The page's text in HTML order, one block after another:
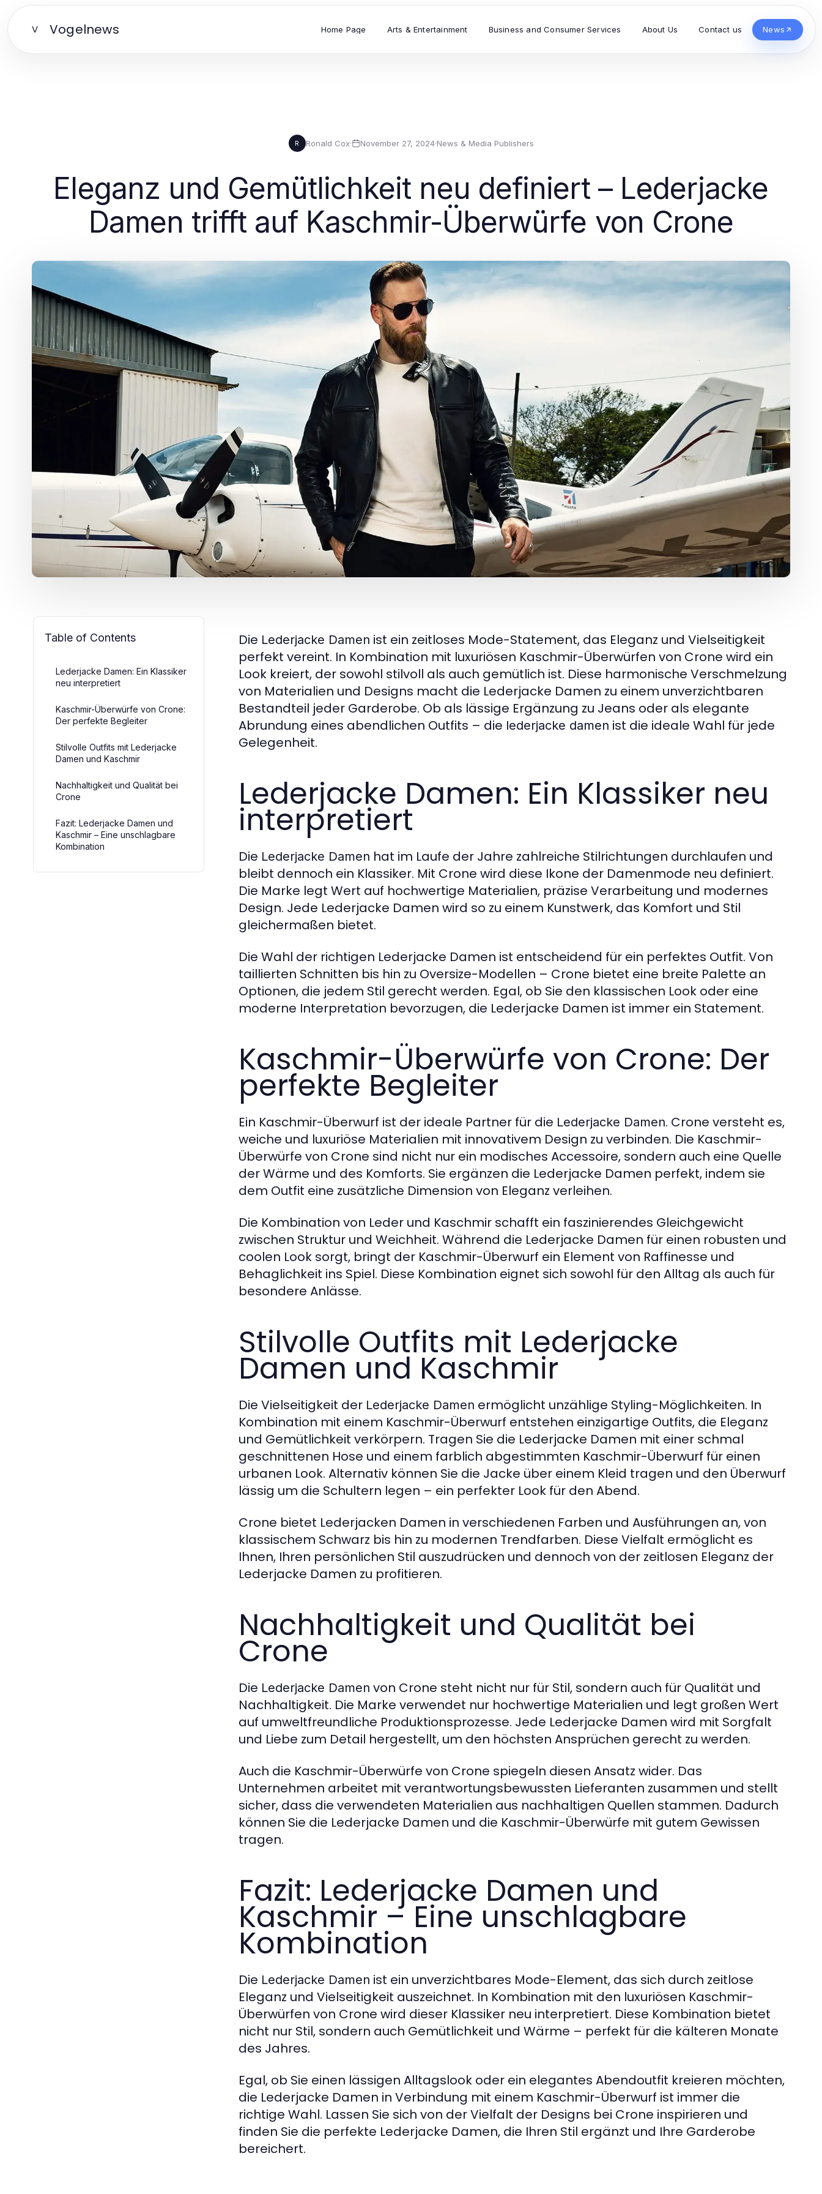
V Vogelnews Home Page Arts & Entertainment Business and Consumer Services About Us Contact us News
R Ronald Cox· November 27, 2024·News & Media Publishers
Eleganz und Gemütlichkeit neu definiert – Lederjacke
Damen trifft auf Kaschmir-Überwürfe von Crone
Table of Contents
Lederjacke Damen: Ein Klassiker
neu interpretiert
Kaschmir-Überwürfe von Crone:
Der perfekte Begleiter
Stilvolle Outfits mit Lederjacke
Damen und Kaschmir
Nachhaltigkeit und Qualität bei
Crone
Fazit: Lederjacke Damen und
Kaschmir – Eine unschlagbare
Kombination
Die Lederjacke Damen ist ein zeitloses Mode-Statement, das Eleganz und Vielseitigkeit
perfekt vereint. In Kombination mit luxuriösen Kaschmir-Überwürfen von Crone wird ein
Look kreiert, der sowohl stilvoll als auch gemütlich ist. Diese harmonische Verschmelzung
von Materialien und Designs macht die Lederjacke Damen zu einem unverzichtbaren
Bestandteil jeder Garderobe. Ob als lässige Ergänzung zu Jeans oder als elegante
Abrundung eines abendlichen Outfits – die lederjacke damen ist die ideale Wahl für jede
Gelegenheit.
Lederjacke Damen: Ein Klassiker neu
interpretiert
Die Lederjacke Damen hat im Laufe der Jahre zahlreiche Stilrichtungen durchlaufen und
bleibt dennoch ein Klassiker. Mit Crone wird diese Ikone der Damenmode neu definiert.
Die Marke legt Wert auf hochwertige Materialien, präzise Verarbeitung und modernes
Design. Jede Lederjacke Damen wird so zu einem Kunstwerk, das Komfort und Stil
gleichermaßen bietet.
Die Wahl der richtigen Lederjacke Damen ist entscheidend für ein perfektes Outfit. Von
taillierten Schnitten bis hin zu Oversize-Modellen – Crone bietet eine breite Palette an
Optionen, die jedem Stil gerecht werden. Egal, ob Sie den klassischen Look oder eine
moderne Interpretation bevorzugen, die Lederjacke Damen ist immer ein Statement.
Kaschmir-Überwürfe von Crone: Der
perfekte Begleiter
Ein Kaschmir-Überwurf ist der ideale Partner für die Lederjacke Damen. Crone versteht es,
weiche und luxuriöse Materialien mit innovativem Design zu verbinden. Die Kaschmir-
Überwürfe von Crone sind nicht nur ein modisches Accessoire, sondern auch eine Quelle
der Wärme und des Komforts. Sie ergänzen die Lederjacke Damen perfekt, indem sie
dem Outfit eine zusätzliche Dimension von Eleganz verleihen.
Die Kombination von Leder und Kaschmir schafft ein faszinierendes Gleichgewicht
zwischen Struktur und Weichheit. Während die Lederjacke Damen für einen robusten und
coolen Look sorgt, bringt der Kaschmir-Überwurf ein Element von Raffinesse und
Behaglichkeit ins Spiel. Diese Kombination eignet sich sowohl für den Alltag als auch für
besondere Anlässe.
Stilvolle Outfits mit Lederjacke
Damen und Kaschmir
Die Vielseitigkeit der Lederjacke Damen ermöglicht unzählige Styling-Möglichkeiten. In
Kombination mit einem Kaschmir-Überwurf entstehen einzigartige Outfits, die Eleganz
und Gemütlichkeit verkörpern. Tragen Sie die Lederjacke Damen mit einer schmal
geschnittenen Hose und einem farblich abgestimmten Kaschmir-Überwurf für einen
urbanen Look. Alternativ können Sie die Jacke über einem Kleid tragen und den Überwurf
lässig um die Schultern legen – ein perfekter Look für den Abend.
Crone bietet Lederjacken Damen in verschiedenen Farben und Ausführungen an, von
klassischem Schwarz bis hin zu modernen Trendfarben. Diese Vielfalt ermöglicht es
Ihnen, Ihren persönlichen Stil auszudrücken und dennoch von der zeitlosen Eleganz der
Lederjacke Damen zu profitieren.
Nachhaltigkeit und Qualität bei
Crone
Die Lederjacke Damen von Crone steht nicht nur für Stil, sondern auch für Qualität und
Nachhaltigkeit. Die Marke verwendet nur hochwertige Materialien und legt großen Wert
auf umweltfreundliche Produktionsprozesse. Jede Lederjacke Damen wird mit Sorgfalt
und Liebe zum Detail hergestellt, um den höchsten Ansprüchen gerecht zu werden.
Auch die Kaschmir-Überwürfe von Crone spiegeln diesen Ansatz wider. Das
Unternehmen arbeitet mit verantwortungsbewussten Lieferanten zusammen und stellt
sicher, dass die verwendeten Materialien aus nachhaltigen Quellen stammen. Dadurch
können Sie die Lederjacke Damen und die Kaschmir-Überwürfe mit gutem Gewissen
tragen.
Fazit: Lederjacke Damen und
Kaschmir – Eine unschlagbare
Kombination
Die Lederjacke Damen ist ein unverzichtbares Mode-Element, das sich durch zeitlose
Eleganz und Vielseitigkeit auszeichnet. In Kombination mit den luxuriösen Kaschmir-
Überwürfen von Crone wird dieser Klassiker neu interpretiert. Diese Kombination bietet
nicht nur Stil, sondern auch Gemütlichkeit und Wärme – perfekt für die kälteren Monate
des Jahres.
Egal, ob Sie einen lässigen Alltagslook oder ein elegantes Abendoutfit kreieren möchten,
die Lederjacke Damen in Verbindung mit einem Kaschmir-Überwurf ist immer die
richtige Wahl. Lassen Sie sich von der Vielfalt der Designs bei Crone inspirieren und
finden Sie die perfekte Lederjacke Damen, die Ihren Stil ergänzt und Ihre Garderobe
bereichert.